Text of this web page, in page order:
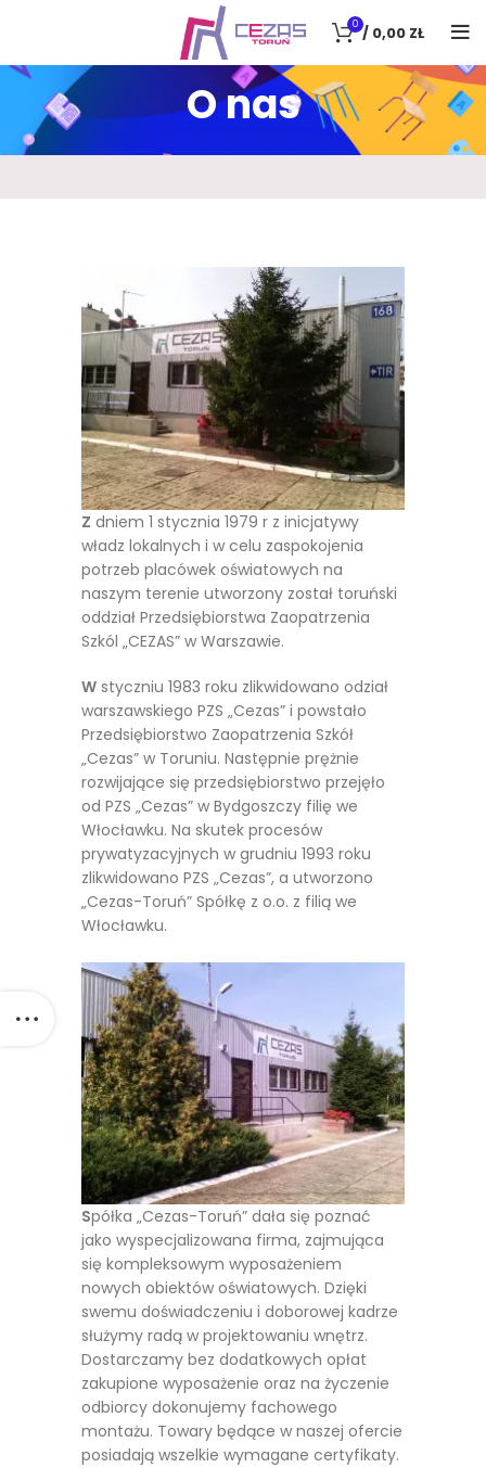
0 / 0,00 ZŁ
O nas
Z dniem 1 stycznia 1979 r z inicjatywy
władz lokalnych i w celu zaspokojenia
potrzeb placówek oświatowych na
naszym terenie utworzony został toruński
oddział Przedsiębiorstwa Zaopatrzenia
Szkól „CEZAS” w Warszawie.
W styczniu 1983 roku zlikwidowano odział
warszawskiego PZS „Cezas” i powstało
Przedsiębiorstwo Zaopatrzenia Szkół
„Cezas” w Toruniu. Następnie prężnie
rozwijające się przedsiębiorstwo przejęło
od PZS „Cezas” w Bydgoszczy filię we
Włocławku. Na skutek procesów
prywatyzacyjnych w grudniu 1993 roku
zlikwidowano PZS „Cezas”, a utworzono
„Cezas-Toruń” Spółkę z o.o. z filią we
Włocławku.
Spółka „Cezas-Toruń” dała się poznać
jako wyspecjalizowana firma, zajmująca
się kompleksowym wyposażeniem
nowych obiektów oświatowych. Dzięki
swemu doświadczeniu i doborowej kadrze
służymy radą w projektowaniu wnętrz.
Dostarczamy bez dodatkowych opłat
zakupione wyposażenie oraz na życzenie
odbiorcy dokonujemy fachowego
montażu. Towary będące w naszej ofercie
posiadają wszelkie wymagane certyfikaty.